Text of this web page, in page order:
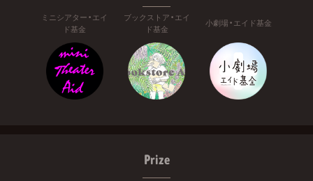
ミニシアター・エイ
ド基金
ブックストア・エイ
ド基金
小劇場・エイド基金
Prize